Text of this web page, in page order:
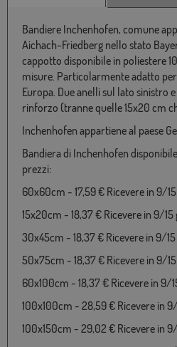
Bandiere Inchenhofen, comune
Aichach-Friedberg nello stato
cappotto disponibile in poliestere
misure. Particolarmente adatto
Europa. Due anelli sul lato sinistro
rinforzo (tranne quelle 15x20 cm
Inchenhofen appartiene al paese
Bandiera di Inchenhofen
prezzi:
60x60cm - 17,59 € Ricevere in 9/
15x20cm - 18,37 € Ricevere in 9/15
30x45cm - 18,37 € Ricevere in 9/
50x75cm - 18,37 € Ricevere in 9/
60x100cm - 18,37 € Ricevere in 9/
100x100cm - 28,59 € Ricevere in
100x150cm - 29,02 € Ricevere in